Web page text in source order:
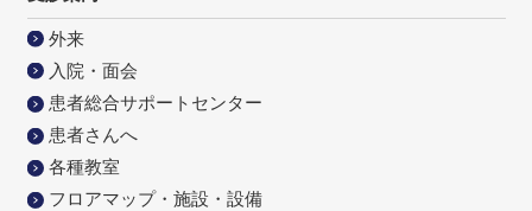
外来
入院・面会
患者総合サポートセンター
患者さんへ
各種教室
フロアマップ・施設・設備